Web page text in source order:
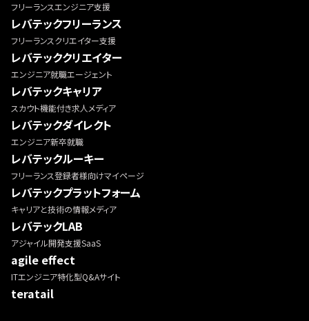
フリーランスエンジニア支援
レバテックフリーランス
フリーランスクリエイター支援
レバテッククリエイター
エンジニア就職エージェント
レバテックキャリア
スカウト機能付き求人メディア
レバテックダイレクト
エンジニア新卒就職
レバテックルーキー
フリーランス登録者様向けマイページ
レバテックプラットフォーム
キャリアと技術の情報メディア
レバテックLAB
アジャイル開発支援SaaS
agile effect
ITエンジニア特化型Q&Aサイト
teratail